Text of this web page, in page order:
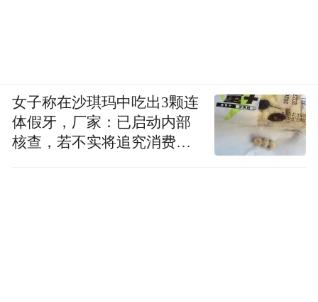
女子称在沙琪玛中吃出3颗连
体假牙，厂家：已启动内部
核查，若不实将追究消费者